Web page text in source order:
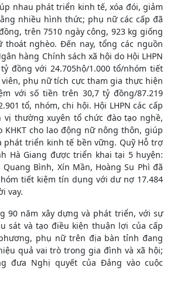
nhau phát triển kinh tế, xóa đói, giảm
nhiều hình thức; phụ nữ các cấp đã
trên 7510 ngày công, 923 kg giống
nghèo. Đến nay, tổng các nguồn
hàng Chính sách xã hội do Hội LHPN
đồng với 24.705hộ/1.000 tổ/nhóm tiết
viên, phụ nữ tích cực tham gia thực hiện
với số tiền trên 30,7 tỷ đồng/87.219
tổ, nhóm, chi hội. Hội LHPN các cấp
thường xuyên tổ chức đào tạo nghề,
KHKT cho lao động nữ nông thôn, giúp
phát triển kinh tế bền vững. Quỹ Hỗ trợ
Hà Giang được triển khai tại 5 huyện:
Quang Bình, Xín Mần, Hoàng Su Phì đã
tiết kiệm tín dụng với dư nợ 17.484
vay.
90 năm xây dựng và phát triển, với sự
sát và tạo điều kiện thuận lợi của cấp
phụ nữ trên địa bàn tỉnh đang
quả vai trò trong gia đình và xã hội;
đưa Nghị quyết của Đảng vào cuộc